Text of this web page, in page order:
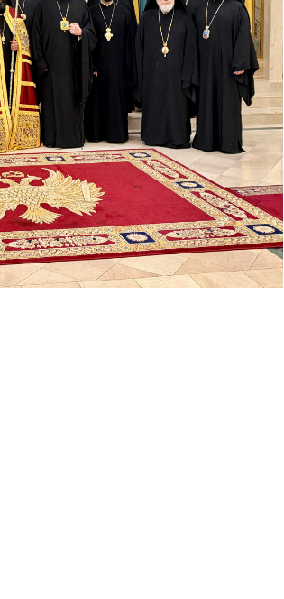
τοῦ Σωτῆρος Μεγάλου Μετεώρου (2)